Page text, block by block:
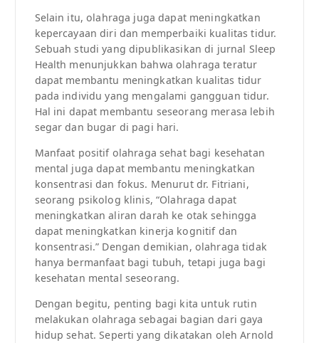
Selain itu, olahraga juga dapat meningkatkan
kepercayaan diri dan memperbaiki kualitas tidur.
Sebuah studi yang dipublikasikan di jurnal Sleep
Health menunjukkan bahwa olahraga teratur
dapat membantu meningkatkan kualitas tidur
pada individu yang mengalami gangguan tidur.
Hal ini dapat membantu seseorang merasa lebih
segar dan bugar di pagi hari.
Manfaat positif olahraga sehat bagi kesehatan
mental juga dapat membantu meningkatkan
konsentrasi dan fokus. Menurut dr. Fitriani,
seorang psikolog klinis, “Olahraga dapat
meningkatkan aliran darah ke otak sehingga
dapat meningkatkan kinerja kognitif dan
konsentrasi.” Dengan demikian, olahraga tidak
hanya bermanfaat bagi tubuh, tetapi juga bagi
kesehatan mental seseorang.
Dengan begitu, penting bagi kita untuk rutin
melakukan olahraga sebagai bagian dari gaya
hidup sehat. Seperti yang dikatakan oleh Arnold